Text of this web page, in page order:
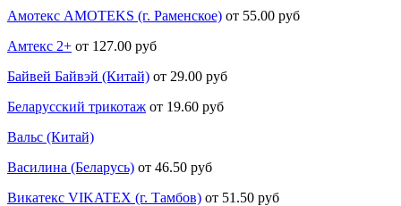
Амотекс AMOTEKS (г. Раменское) от 55.00 руб
Амтекс 2+ от 127.00 руб
Байвей Байвэй (Китай) от 29.00 руб
Беларусский трикотаж от 19.60 руб
Вальс (Китай)
Василина (Беларусь) от 46.50 руб
Викатекс VIKATEX (г. Тамбов) от 51.50 руб